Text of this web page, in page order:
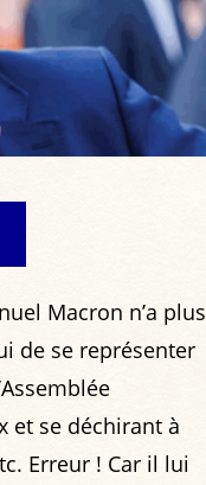
Macron n’a plus
de se représenter
et se déchirant à
Erreur ! Car il lui